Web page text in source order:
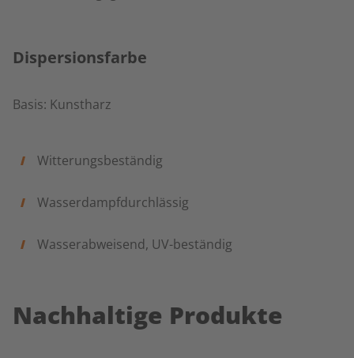
Dispersionsfarbe
Basis: Kunstharz
Witterungsbeständig
Wasserdampfdurchlässig
Wasserabweisend, UV-beständig
Nachhaltige Produkte